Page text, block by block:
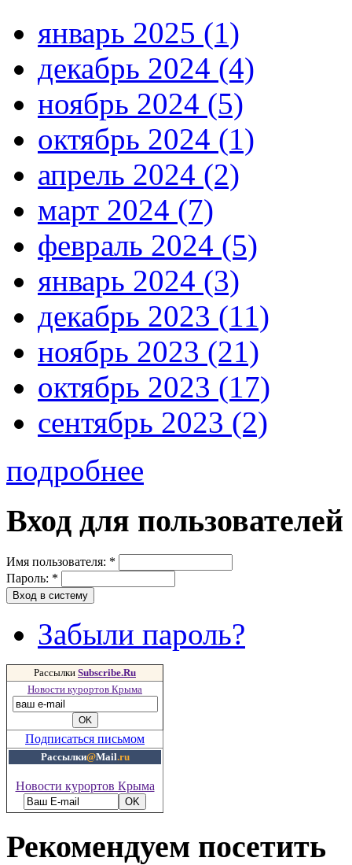
январь 2025 (1)
декабрь 2024 (4)
ноябрь 2024 (5)
октябрь 2024 (1)
апрель 2024 (2)
март 2024 (7)
февраль 2024 (5)
январь 2024 (3)
декабрь 2023 (11)
ноябрь 2023 (21)
октябрь 2023 (17)
сентябрь 2023 (2)
подробнее
Вход для пользователей
Имя пользователя: *
Пароль: *
Забыли пароль?
Рассылки Subscribe.Ru
Новости курортов Крыма
Подписаться письмом
Рассылки@Mail.ru
Новости курортов Крыма
Рекомендуем посетить